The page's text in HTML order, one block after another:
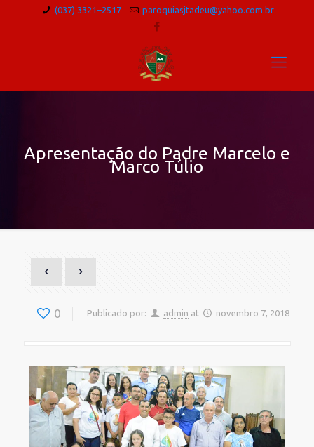
(037) 3321–2517 paroquiasjtadeu@yahoo.com.br
Apresentação do Padre Marcelo e
Marco Túlio
0 Publicado por: admin at novembro 7, 2018